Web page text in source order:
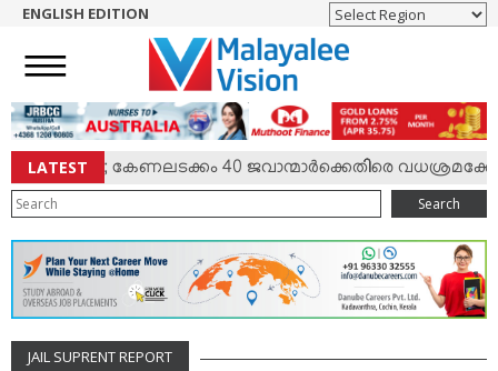
NEWS
ENGLISH
NRI
ENTERTAINMENT
MV SPECIAL
SPORTS
LIFESTYLE
TECH & AUTO
SOCIAL SPHERE
ENGLISH EDITION
LATESTകേണലടക്കം 40 ജവാന്മാര്‍ക്കെതിരെ
Search
JAIL SUPRENT REPORT